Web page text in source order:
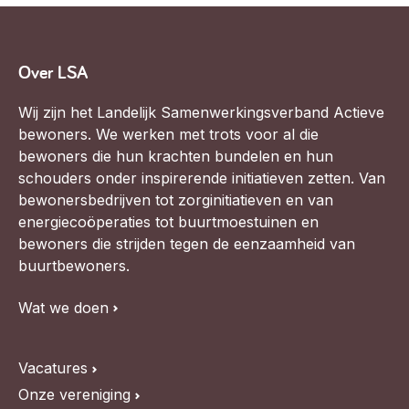
Over LSA
Wij zijn het Landelijk Samenwerkingsverband Actieve
bewoners. We werken met trots voor al die
bewoners die hun krachten bundelen en hun
schouders onder inspirerende initiatieven zetten. Van
bewonersbedrijven tot zorginitiatieven en van
energiecoöperaties tot buurtmoestuinen en
bewoners die strijden tegen de eenzaamheid van
buurtbewoners.
Wat we doen
Vacatures
Onze vereniging